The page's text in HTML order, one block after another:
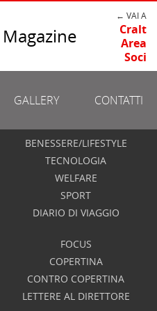
Magazine
← VAI A
Cralt
Area
Soci
GALLERY CONTATTI
BENESSERE/LIFESTYLE
TECNOLOGIA
WELFARE
SPORT
DIARIO DI VIAGGIO
FOCUS
COPERTINA
CONTRO COPERTINA
LETTERE AL DIRETTORE